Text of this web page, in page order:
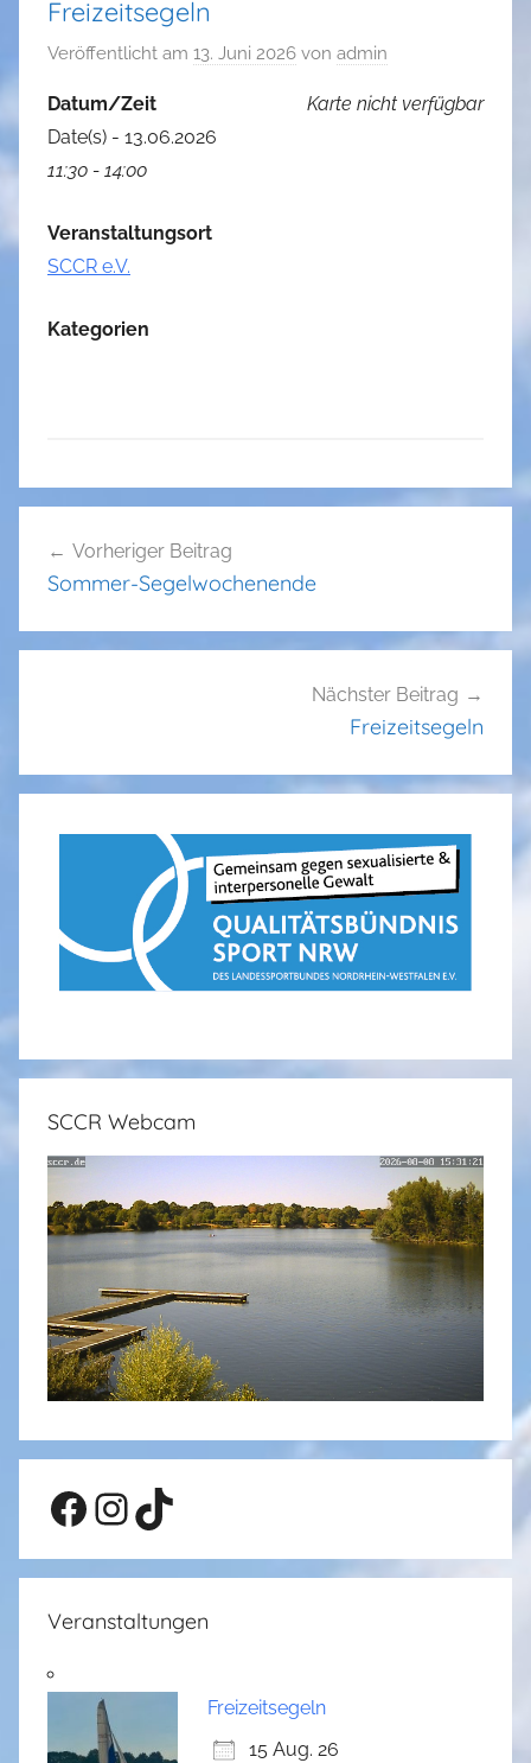
Freizeitsegeln
Veröffentlicht am 13. Juni 2026 von admin
Karte nicht verfügbar
Datum/Zeit
Date(s) - 13.06.2026
11:30 - 14:00
Veranstaltungsort
SCCR e.V.
Kategorien
Vorheriger Beitrag
Sommer-Segelwochenende
Nächster Beitrag
Freizeitsegeln
SCCR Webcam
Facebook
Instagram
TikTok
Veranstaltungen
Freizeitsegeln
15 Aug. 26